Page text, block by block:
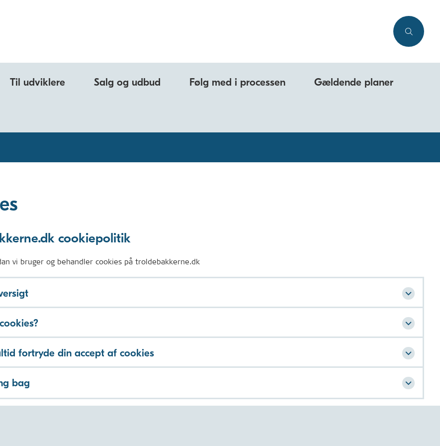
Til udviklere Salg og udbud Følg med i processen Gældende planer
cookiepolitik
vi bruger og behandler cookies på troldebakkerne.dk
fortryde din accept af cookies
bag